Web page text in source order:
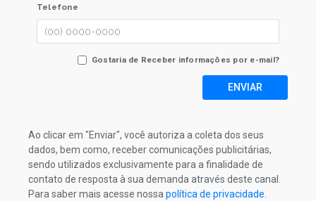
Telefone
Gostaria de Receber informações por e-mail?
ENVIAR
Ao clicar em "Enviar", você autoriza a coleta dos seus
dados, bem como, receber comunicações publicitárias,
sendo utilizados exclusivamente para a finalidade de
contato de resposta à sua demanda através deste canal.
Para saber mais acesse nossapolítica de privacidade.